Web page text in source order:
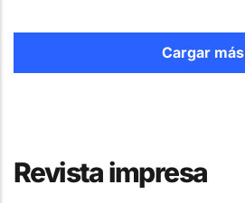
Cargar más
Revista impresa